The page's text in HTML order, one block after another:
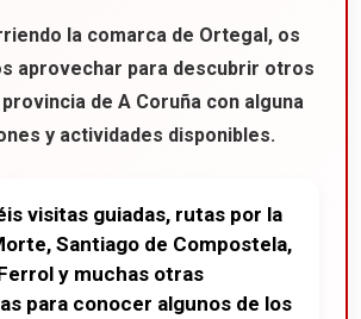
la comarca de Ortegal, os
aprovechar para descubrir otros
de A Coruña con alguna
y actividades disponibles.
visitas guiadas, rutas por la
Santiago de Compostela,
y muchas otras
para conocer algunos de los